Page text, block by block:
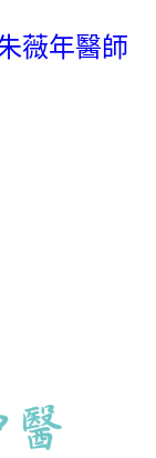
薇年醫師